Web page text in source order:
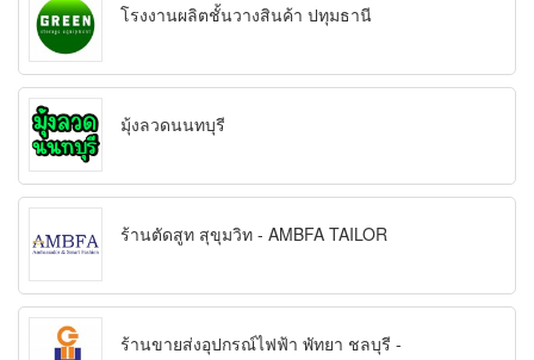
โรงงานผลิตชั้นวางสินค้า ปทุมธานี
มุ้งลวดนนทบุรี
ร้านตัดสูท สุขุมวิท - AMBFA TAILOR
ร้านขายส่งอุปกรณ์ไฟฟ้า พัทยา ชลบุรี -